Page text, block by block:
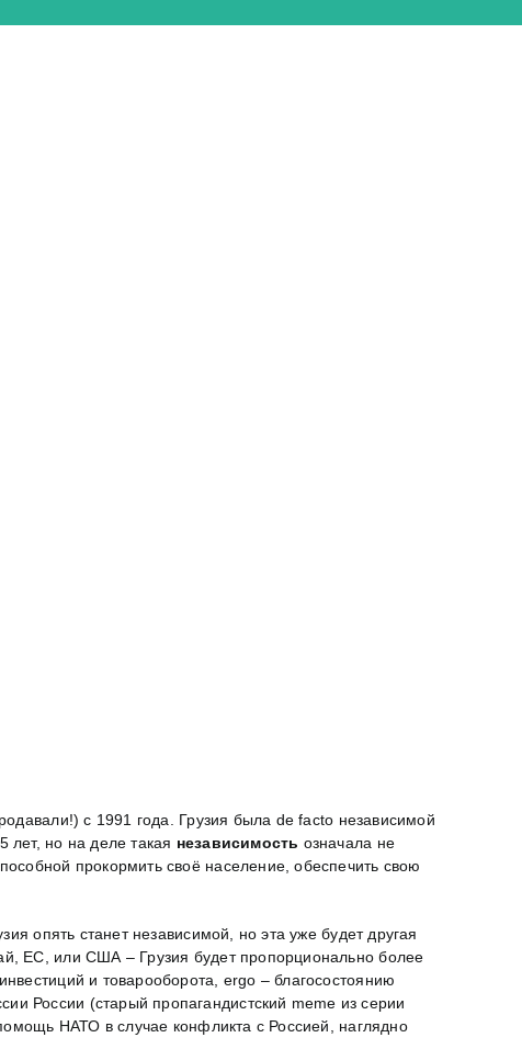
с 1991 года. Грузия была de facto независимой
лет, но на деле такая независимость означала не
прокормить своё население, обеспечить свою
опять станет независимой, но эта уже будет другая
ЕС, или США – Грузия будет пропорционально более
и товарооборота, ergo – благосостоянию
России (старый пропагандистский meme из серии
НАТО в случае конфликта с Россией, наглядно